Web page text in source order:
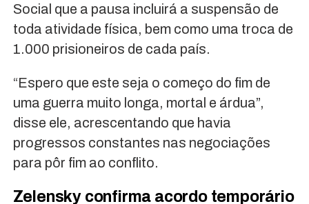
Social que a pausa incluirá a suspensão de
toda atividade física, bem como uma troca de
1.000 prisioneiros de cada país.
“Espero que este seja o começo do fim de
uma guerra muito longa, mortal e árdua”,
disse ele, acrescentando que havia
progressos constantes nas negociações
para pôr fim ao conflito.
Zelensky confirma acordo temporário